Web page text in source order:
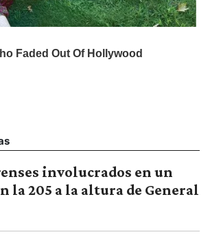
involucrados en un
la 205 a la altura de General